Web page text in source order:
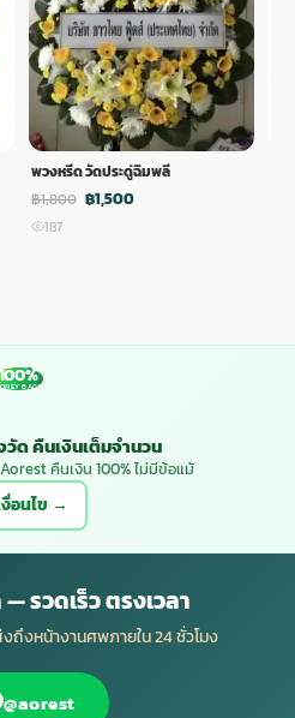
พวงหรีด วัดประดู่ฉิมพลี
฿1,800 ฿1,500
187
BACK
ด คืนเงินเต็มจำนวน
คืนเงิน 100% ไม่มีข้อแม้
อนไข →
รวดเร็ว ตรงเวลา
ถึงหน้างานศพภายใน 24 ชั่วโมง
@aorest